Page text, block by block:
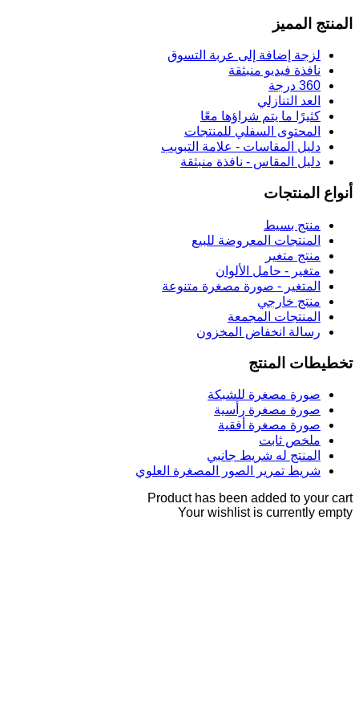
المنتج المميز
لزجة إضافة إلى عربة التسوق
نافذة فيديو منبثقة
360 درجة
العد التنازلي
كثيرًا ما يتم شراؤها معًا
المحتوى السفلي للمنتجات
دليل المقاسات - علامة التبويب
دليل المقاس - نافذة منبثقة
أنواع المنتجات
منتج بسيط
المنتجات المعروضة للبيع
منتج متغير
متغير - حامل الألوان
المتغير - صورة مصغرة متنوعة
منتج خارجي
المنتجات المجمعة
رسالة انخفاض المخزون
تخطيطات المنتج
صورة مصغرة للشبكة
صورة مصغرة رأسية
صورة مصغرة أفقية
ملخص ثابت
المنتج له شريط جانبي
شريط تمرير الصور المصغرة العلوي
Product has been added to your cart
Your wishlist is currently empty